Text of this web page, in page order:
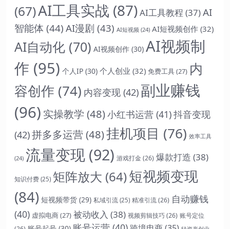
(67)AI工具实战 (87)AI工具教程 (37)AI
智能体 (44) AI漫剧 (43) AI短视频 (24) AI短视频创作 (32)
AI自动化 (70) AI视频创作 (30) AI视频制
作 (95) 个人IP (30) 个人创业 (32) 免费工具(27) 内
容创作 (74) 内容变现 (42) 副业赚钱
(96) 实操教学 (48)小红书运营 (41)抖音变现
(42)拼多多运营 (48)挂机项目 (76) 效率工具
(24) 流量变现 (92) 游戏打金(26) 爆款打造 (38)
知识付费 (25) 矩阵放大 (64)短视频变现
(84) 短视频带货 (29) 私域引流 (25) 精准引流(26) 自动赚钱
(40) 虚拟电商(27) 被动收入 (38) 视频剪辑技巧(26) 账号定位